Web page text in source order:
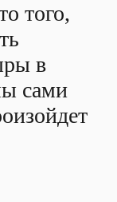
того,
в
сами